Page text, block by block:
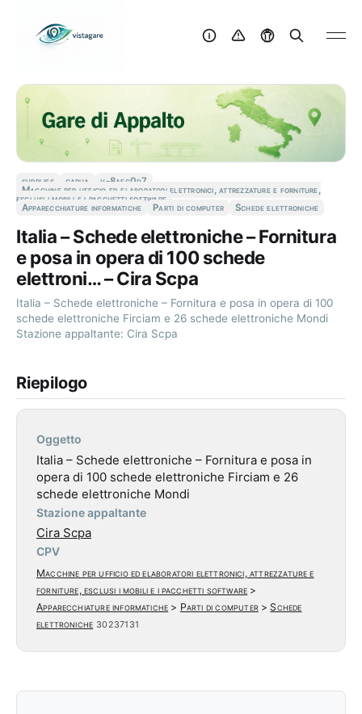
supplies capua v-8aec0d7
Macchine per ufficio ed elaboratori elettronici, attrezzature e forniture,
esclusi i mobili e i pacchetti software
Apparecchiature informatiche Parti di computer Schede elettroniche
Italia – Schede elettroniche – Fornitura
e posa in opera di 100 schede
elettroni… – Cira Scpa
Italia – Schede elettroniche – Fornitura e posa in opera di 100
schede elettroniche Firciam e 26 schede elettroniche Mondi
Stazione appaltante: Cira Scpa
Riepilogo
Oggetto
Italia – Schede elettroniche – Fornitura e posa in
opera di 100 schede elettroniche Firciam e 26
schede elettroniche Mondi
Stazione appaltante
Cira Scpa
CPV
Macchine per ufficio ed elaboratori elettronici, attrezzature e
forniture, esclusi i mobili e i pacchetti software >
Apparecchiature informatiche > Parti di computer> Schede
elettroniche 30237131